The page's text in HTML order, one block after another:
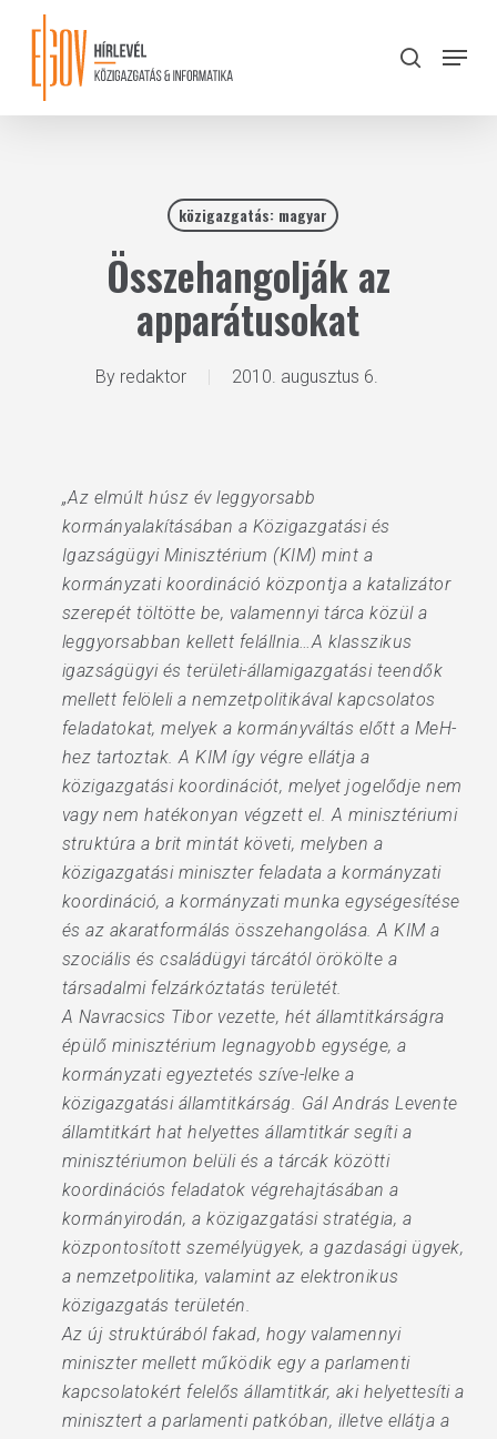
content
search
Menu
közigazgatás: magyar
Összehangolják az
apparátusokat
By redaktor 2010. augusztus 6.
„Az elmúlt húsz év leggyorsabb
kormányalakításában a Közigazgatási és
Igazságügyi Minisztérium (KIM) mint a
kormányzati koordináció központja a katalizátor
szerepét töltötte be, valamennyi tárca közül a
leggyorsabban kellett felállnia…A klasszikus
igazságügyi és területi-államigazgatási teendők
mellett felöleli a nemzetpolitikával kapcsolatos
feladatokat, melyek a kormányváltás előtt a MeH-
hez tartoztak. A KIM így végre ellátja a
közigazgatási koordinációt, melyet jogelődje nem
vagy nem hatékonyan végzett el. A minisztériumi
struktúra a brit mintát követi, melyben a
közigazgatási miniszter feladata a kormányzati
koordináció, a kormányzati munka egységesítése
és az akaratformálás összehangolása. A KIM a
szociális és családügyi tárcától örökölte a
társadalmi felzárkóztatás területét.
A Navracsics Tibor vezette, hét államtitkárságra
épülő minisztérium legnagyobb egysége, a
kormányzati egyeztetés szíve-lelke a
közigazgatási államtitkárság. Gál András Levente
államtitkárt hat helyettes államtitkár segíti a
minisztériumon belüli és a tárcák közötti
koordinációs feladatok végrehajtásában a
kormányirodán, a közigazgatási stratégia, a
központosított személyügyek, a gazdasági ügyek,
a nemzetpolitika, valamint az elektronikus
közigazgatás területén.
Az új struktúrából fakad, hogy valamennyi
miniszter mellett működik egy a parlamenti
kapcsolatokért felelős államtitkár, aki helyettesíti a
minisztert a parlamenti patkóban, illetve ellátja a
Close